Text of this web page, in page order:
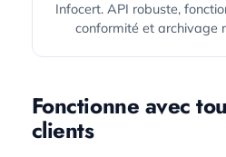
Infocert. API robuste,
conformité et archivage
Fonctionne avec
clients